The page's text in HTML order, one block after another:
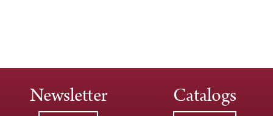
Newsletter Catalogs